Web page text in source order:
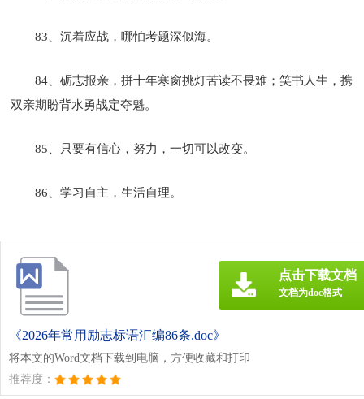
83、沉着应战，哪怕考题深似海。
84、砺志报亲，拼十年寒窗挑灯苦读不畏难；笑书人生，携
双亲期盼背水勇战定夺魁。
85、只要有信心，努力，一切可以改变。
86、学习自主，生活自理。
《2026年常用励志标语汇编86条.doc》
将本文的Word文档下载到电脑，方便收藏和打印
推荐度：
点击下载文档
文档为doc格式